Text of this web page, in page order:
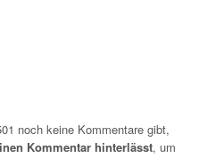
noch keine Kommentare gibt,
Kommentar hinterlässt, um